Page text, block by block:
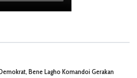
Bene Lagho Komandoi Gerakan